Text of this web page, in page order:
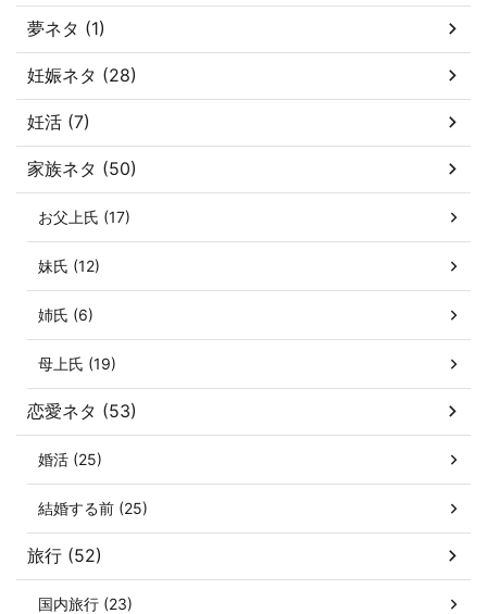
夢ネタ (1)
妊娠ネタ (28)
妊活 (7)
家族ネタ (50)
お父上氏 (17)
妹氏 (12)
姉氏 (6)
母上氏 (19)
恋愛ネタ (53)
婚活 (25)
結婚する前 (25)
旅行 (52)
国内旅行 (23)